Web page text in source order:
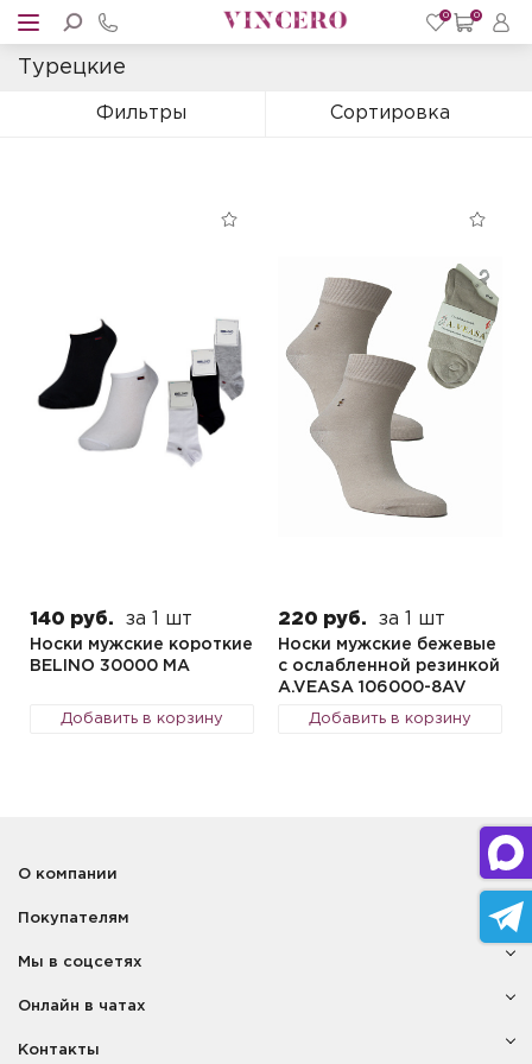
0 0
Турецкие
Фильтры Сортировка
140 руб. за 1 шт
Носки мужские короткие
BELINO 30000 MA
Добавить в корзину
220 руб. за 1 шт
Носки мужские бежевые
с ослабленной резинкой
A.VEASA 106000-8AV
Добавить в корзину
Покупателям
О компании
Мы в соцсетях
Онлайн в чатах
Контакты